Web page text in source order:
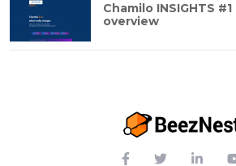
Chamilo INSIGHTS
overview